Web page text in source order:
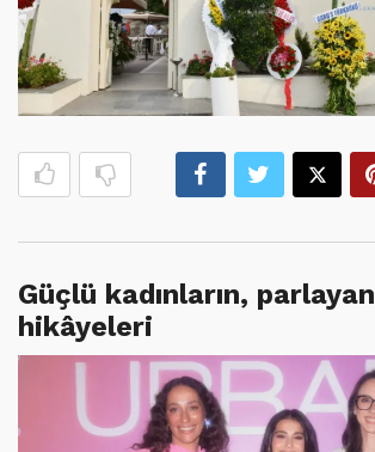
Güçlü kadınların, parlayan
hikâyeleri